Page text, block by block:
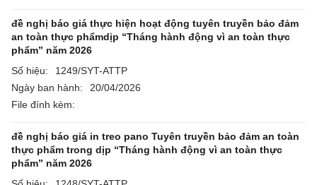
đề nghị báo giá thực hiện hoạt động tuyên truyền bảo đảm
an toàn thực phẩmdịp “Tháng hành động vì an toàn thực
phẩm” năm 2026
Số hiệu:
1249/SYT-ATTP
Ngày ban hành:
20/04/2026
File đính kèm:
đề nghị báo giá in treo pano Tuyên truyền bảo đảm an toàn
thực phẩm trong dịp “Tháng hành động vì an toàn thực
phẩm” năm 2026